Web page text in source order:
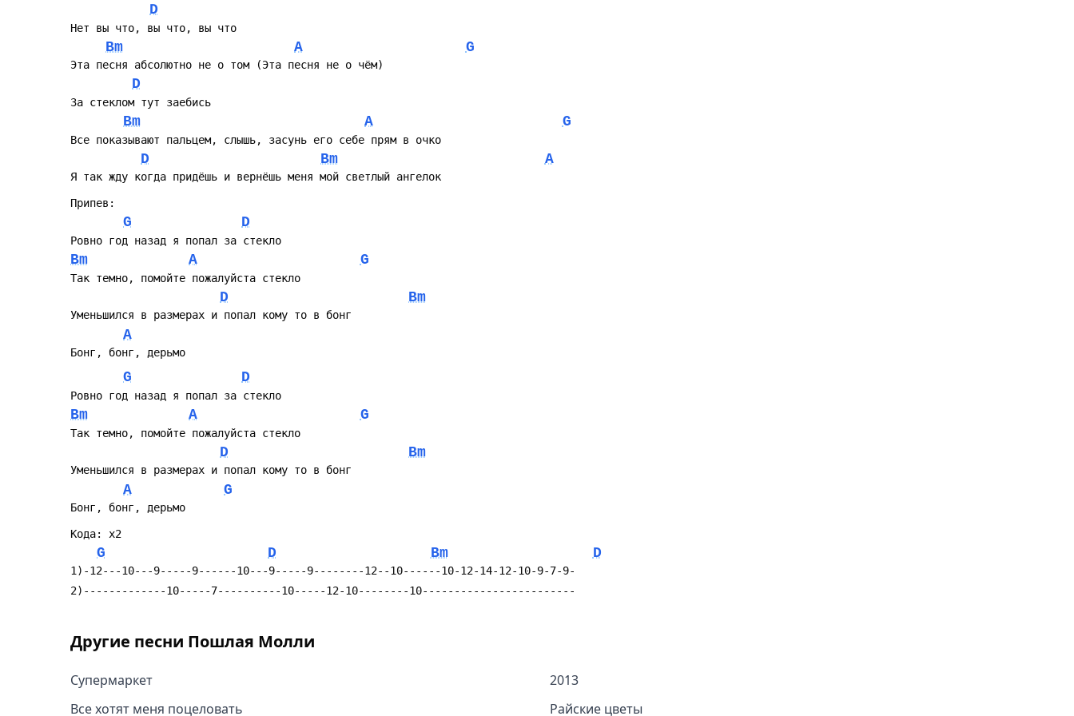
D
Нет вы что, вы что, вы что
Bm A G
Эта песня абсолютно не о том (Эта песня не о чём)
D
За стеклом тут заебись
Bm A G
Все показывают пальцем, слышь, засунь его себе прям в очко
D Bm A
Я так жду когда придёшь и вернёшь меня мой светлый ангелок
Припев:
G D
Ровно год назад я попал за стекло
Bm A G
Так темно, помойте пожалуйста стекло
D Bm
Уменьшился в размерах и попал кому то в бонг
A
Бонг, бонг, дерьмо
G D
Ровно год назад я попал за стекло
Bm A G
Так темно, помойте пожалуйста стекло
D Bm
Уменьшился в размерах и попал кому то в бонг
A G
Бонг, бонг, дерьмо
Кода: x2
G D Bm D
1)-12---10---9-----9------10---9-----9--------12--10------10-12-14-12-10-9-7-9-
2)-------------10-----7----------10-----12-10--------10------------------------
Другие песни Пошлая Молли
Супермаркет
Все хотят меня поцеловать
2013
Райские цветы